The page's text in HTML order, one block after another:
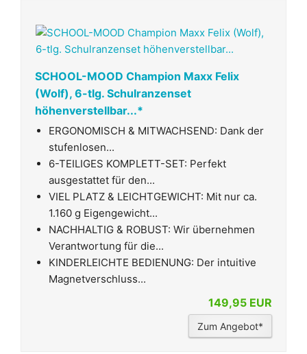
SCHOOL-MOOD Champion Maxx Felix
(Wolf), 6-tlg. Schulranzenset
höhenverstellbar...*
ERGONOMISCH & MITWACHSEND: Dank der
stufenlosen...
6-TEILIGES KOMPLETT-SET: Perfekt
ausgestattet für den...
VIEL PLATZ & LEICHTGEWICHT: Mit nur ca.
1.160 g Eigengewicht...
NACHHALTIG & ROBUST: Wir übernehmen
Verantwortung für die...
KINDERLEICHTE BEDIENUNG: Der intuitive
Magnetverschluss...
149,95 EUR
Zum Angebot*